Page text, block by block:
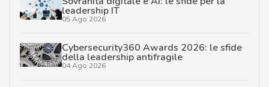
leadership IT
05 Ago 2026
Cybersecurity360 Awards 2026: le sfide
della leadership antifragile
04 Ago 2026